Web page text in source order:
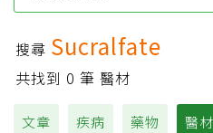
搜尋 Sucralfate
共找到 0 筆 醫材
文章 疾病 藥物 醫材